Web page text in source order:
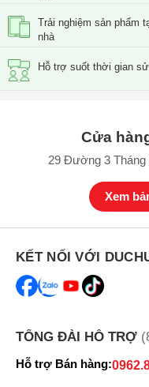
iPhone 14 Pro có giá bao
cho phiên bản 128GB
bảng giá để cập các phiên
Dung lượng
iPhone 14 Pro 128GB
Trải nghiệm sản phẩm
nhà
Hỗ trợ suốt thời gian
Cửa
29 Đường 3
Xem
KẾT NỐI VỚI
TỔNG ĐÀI HỖ TRỢ
Hỗ trợ Bán hàng: